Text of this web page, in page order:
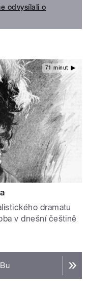
odvysílali o
71 minut
dramatu
v dnešní češtině